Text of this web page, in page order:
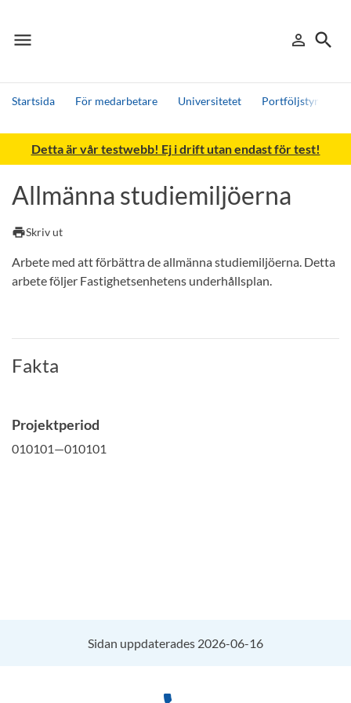
menu
Meny person_outline
Logga in
search
Sök
Startsida För medarbetare Universitetet Portföljstyrning
Sök
Andra söktjänster
Detta är vår testwebb! Ej i drift utan endast för test!
Allmänna studiemiljöerna
printSkriv ut
Arbete med att förbättra de allmänna studiemiljöerna. Detta
arbete följer Fastighetsenhetens underhållsplan.
Fakta
Projektperiod
010101—010101
Sidan uppdaterades 2026-06-16